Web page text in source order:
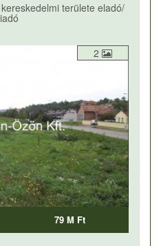
területe eladó/
2
79 M Ft